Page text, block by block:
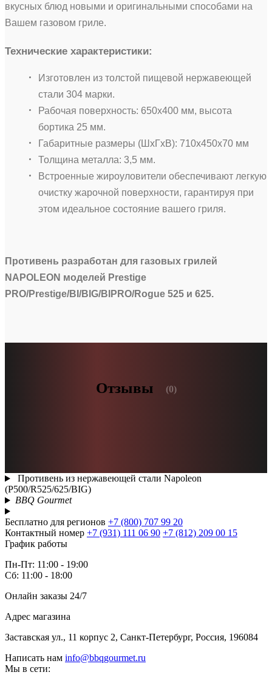
вкусных блюд новыми и оригинальными способами на
Вашем газовом гриле.
Технические характеристики:
Изготовлен из толстой пищевой нержавеющей
стали 304 марки.
Рабочая поверхность: 650х400 мм, высота
бортика 25 мм.
Габаритные размеры (ШхГхВ): 710х450х70 мм
Толщина металла: 3,5 мм.
Встроенные жироуловители обеспечивают легкую
очистку жарочной поверхности, гарантируя при
этом идеальное состояние вашего гриля.
Противень разработан для газовых грилей
NAPOLEON моделей Prestige
PRO/Prestige/BI/BIG/BIPRO/Rogue 525 и 625.
Отзывы (0)
Противень из нержавеющей стали Napoleon
(P500/R525/625/BIG)
BBQ Gourmet
Бесплатно для регионов +7 (800) 707 99 20
Контактный номер +7 (931) 111 06 90 +7 (812) 209 00 15
График работы
Пн-Пт: 11:00 - 19:00
Сб: 11:00 - 18:00
Онлайн заказы 24/7
Адрес магазина
Заставская ул., 11 корпус 2, Санкт-Петербург, Россия, 196084
Написать нам info@bbqgourmet.ru
Мы в сети: